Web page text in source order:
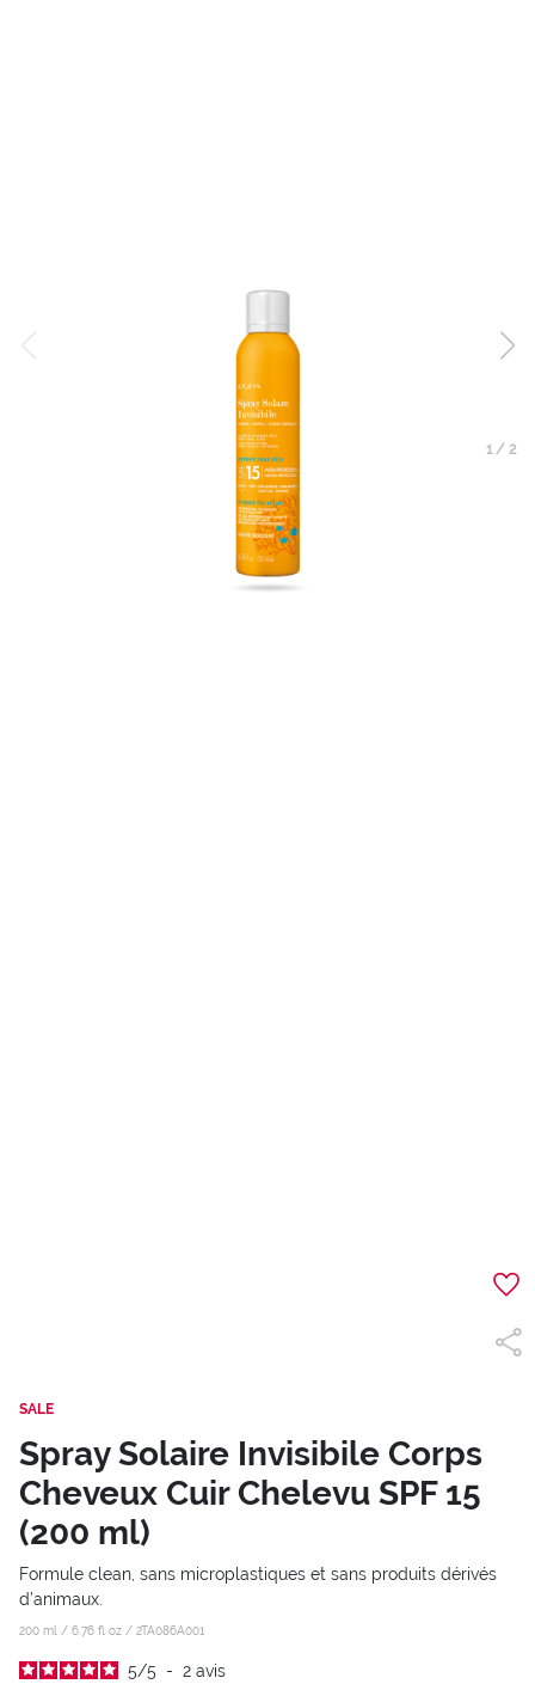
1/ 2
SALE
Spray Solaire Invisibile Corps
Cheveux Cuir Chelevu SPF 15
(200 ml)
Formule clean, sans microplastiques et sans produits dérivés
d’animaux.
200 ml / 6.76 fl oz / 2TA086A001
5/5 - 2 avis